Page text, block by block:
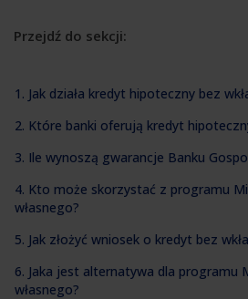
Przejdź do sekcji:
1. Jak działa kredyt hipoteczny bez
2. Które banki oferują kredyt
3. Ile wynoszą gwarancje Banku
4. Kto może skorzystać z programu
własnego?
5. Jak złożyć wniosek o kredyt bez
6. Jaka jest alternatywa dla programu
własnego?